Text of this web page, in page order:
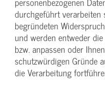
durchgeführt verarbeiten
begründeten
und werden entweder
bzw. anpassen oder
schutzwürdigen Gründe
die Verarbeitung